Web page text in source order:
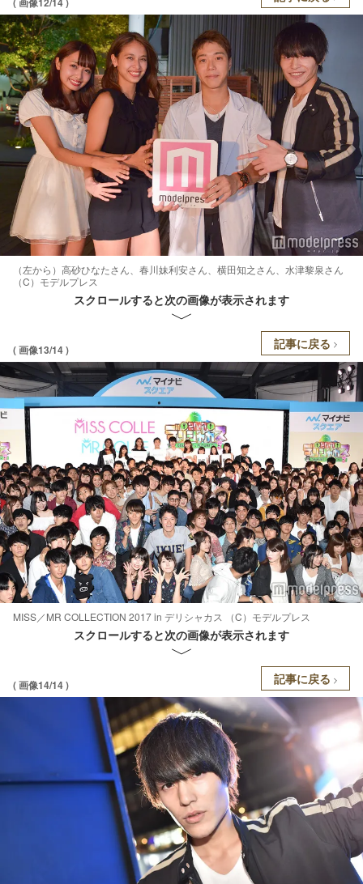
（左から）高砂ひなたさん、春川妹利安さん、横田知之さん、水津黎泉さん
（C）モデルプレス
スクロールすると次の画像が表示されます
( 画像13/14 ) 記事に戻る
MISS／MR COLLECTION 2017 in デリシャカス （C）モデルプレス
スクロールすると次の画像が表示されます
( 画像14/14 ) 記事に戻る